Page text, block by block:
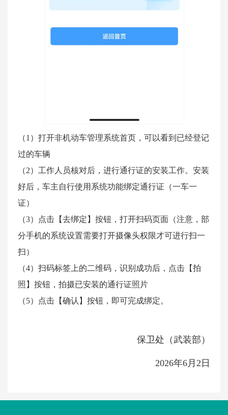
（1）打开非机动车管理系统首页，可以看到已经登记
过的车辆
（2）工作人员核对后，进行通行证的安装工作。安装
好后，车主自行使用系统功能绑定通行证（一车一
证）
（3）点击【去绑定】按钮，打开扫码页面（注意，部
分手机的系统设置需要打开摄像头权限才可进行扫一
扫）
（4）扫码标签上的二维码，识别成功后，点击【拍
照】按钮，拍摄已安装的通行证照片
（5）点击【确认】按钮，即可完成绑定。
保卫处（武装部）
2026年6月2日